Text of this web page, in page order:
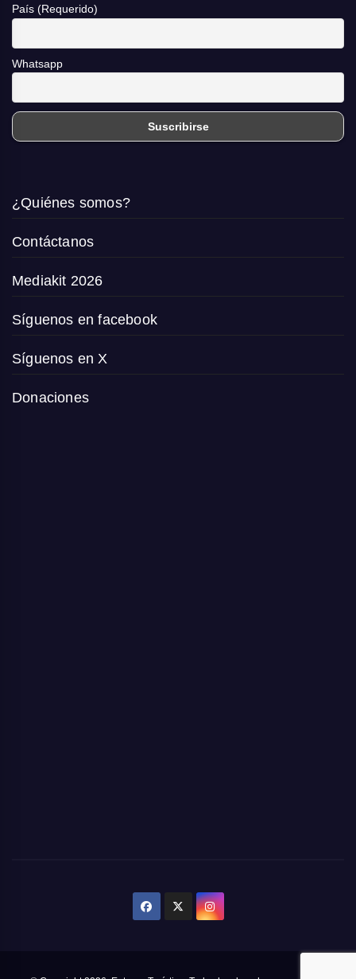
País (Requerido)
Whatsapp
¿Quiénes somos?
Contáctanos
Mediakit 2026
Síguenos en facebook
Síguenos en X
Donaciones